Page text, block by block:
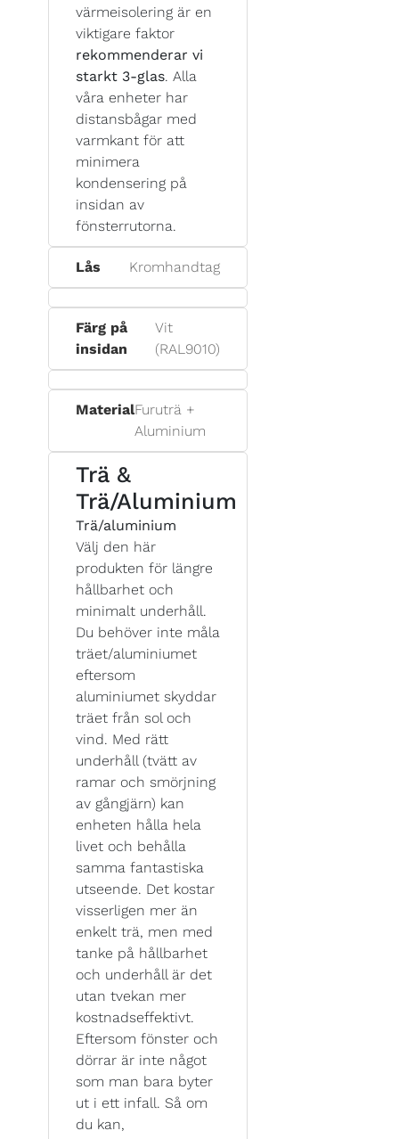
värmeisolering är en
viktigare faktor
rekommenderar vi
starkt 3-glas. Alla
våra enheter har
distansbågar med
varmkant för att
minimera
kondensering på
insidan av
fönsterrutorna.
Lås Kromhandtag
Färg på
insidan
Vit
(RAL9010)
MaterialFuruträ +
Aluminium
Trä &
Trä/Aluminium
Trä/aluminium
Välj den här
produkten för längre
hållbarhet och
minimalt underhåll.
Du behöver inte måla
träet/aluminiumet
eftersom
aluminiumet skyddar
träet från sol och
vind. Med rätt
underhåll (tvätt av
ramar och smörjning
av gångjärn) kan
enheten hålla hela
livet och behålla
samma fantastiska
utseende. Det kostar
visserligen mer än
enkelt trä, men med
tanke på hållbarhet
och underhåll är det
utan tvekan mer
kostnadseffektivt.
Eftersom fönster och
dörrar är inte något
som man bara byter
ut i ett infall. Så om
du kan,